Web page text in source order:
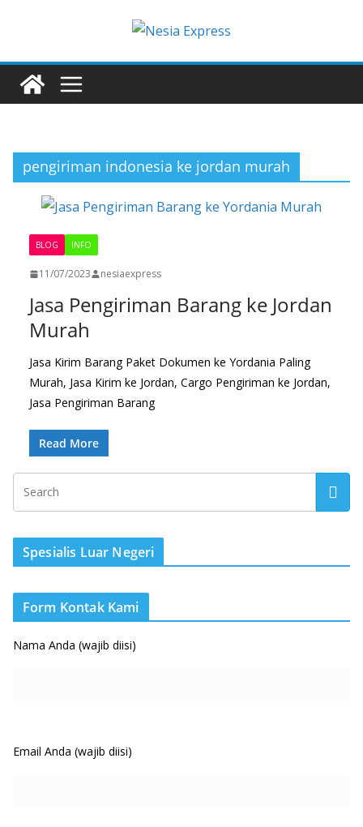
pengiriman indonesia ke jordan murah
BLOG INFO
11/07/2023 nesiaexpress
Jasa Pengiriman Barang ke Jordan
Murah
Jasa Kirim Barang Paket Dokumen ke Yordania Paling
Murah, Jasa Kirim ke Jordan, Cargo Pengiriman ke Jordan,
Jasa Pengiriman Barang
Read More
Spesialis Luar Negeri
Form Kontak Kami
Nama Anda (wajib diisi)
Email Anda (wajib diisi)